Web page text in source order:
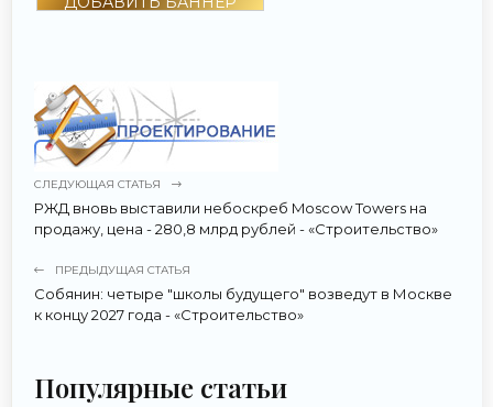
СЛЕДУЮЩАЯ СТАТЬЯ
РЖД вновь выставили небоскреб Moscow Towers на
продажу, цена - 280,8 млрд рублей - «Строительство»
ПРЕДЫДУЩАЯ СТАТЬЯ
Собянин: четыре "школы будущего" возведут в Москве
к концу 2027 года - «Строительство»
Популярные статьи